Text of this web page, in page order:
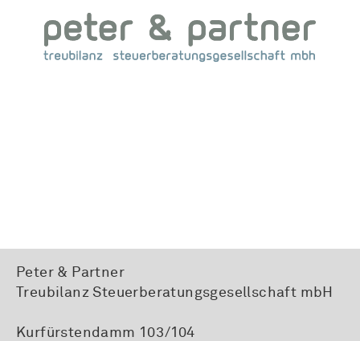
Peter & Partner
Treubilanz Steuerberatungsgesellschaft mbH
Kurfürstendamm 103/104